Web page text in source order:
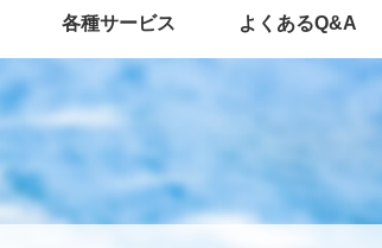
各種サービス よくあるQ&A